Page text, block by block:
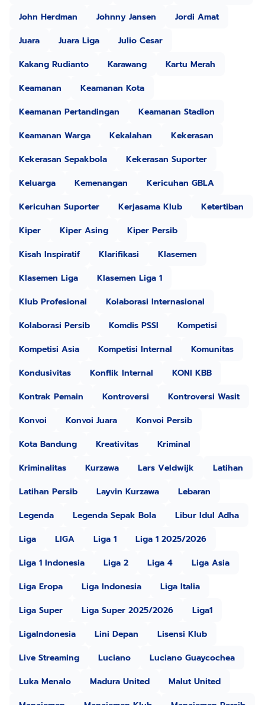
John Herdman
Johnny Jansen
Jordi Amat
Juara
Juara Liga
Julio Cesar
Kakang Rudianto
Karawang
Kartu Merah
Keamanan
Keamanan Kota
Keamanan Pertandingan
Keamanan Stadion
Keamanan Warga
Kekalahan
Kekerasan
Kekerasan Sepakbola
Kekerasan Suporter
Keluarga
Kemenangan
Kericuhan GBLA
Kericuhan Suporter
Kerjasama Klub
Ketertiban
Kiper
Kiper Asing
Kiper Persib
Kisah Inspiratif
Klarifikasi
Klasemen
Klasemen Liga
Klasemen Liga 1
Klub Profesional
Kolaborasi Internasional
Kolaborasi Persib
Komdis PSSI
Kompetisi
Kompetisi Asia
Kompetisi Internal
Komunitas
Kondusivitas
Konflik Internal
KONI KBB
Kontrak Pemain
Kontroversi
Kontroversi Wasit
Konvoi
Konvoi Juara
Konvoi Persib
Kota Bandung
Kreativitas
Kriminal
Kriminalitas
Kurzawa Lars Veldwijk
Latihan
Latihan Persib
Layvin Kurzawa
Lebaran
Legenda
Legenda Sepak Bola
Libur Idul Adha
Liga
LIGA Liga 1
Liga 1 2025/2026
Liga 1 Indonesia
Liga 2 Liga 4
Liga Asia
Liga Eropa
Liga Indonesia
Liga Italia
Liga Super
Liga Super 2025/2026
Liga1
LigaIndonesia
Lini Depan
Lisensi Klub
Live Streaming
Luciano
Luciano Guaycochea
Luka Menalo
Madura United
Malut United